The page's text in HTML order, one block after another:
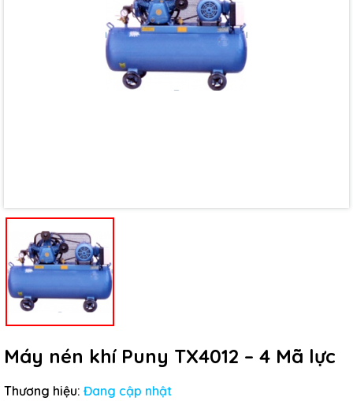
Máy nén khí Puny TX4012 – 4 Mã lực
Thương hiệu: Đang cập nhật